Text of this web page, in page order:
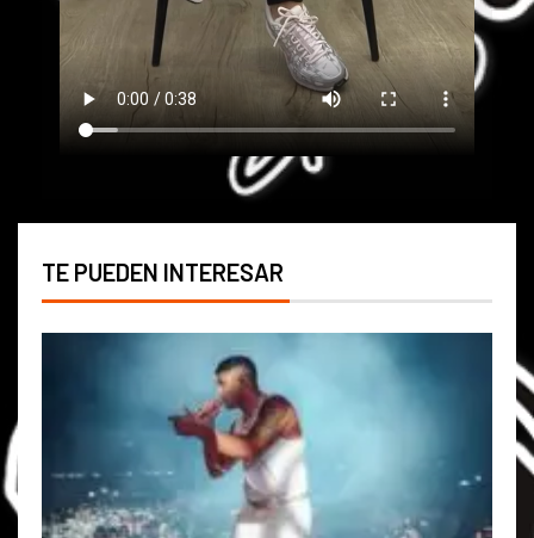
TE PUEDEN INTERESAR